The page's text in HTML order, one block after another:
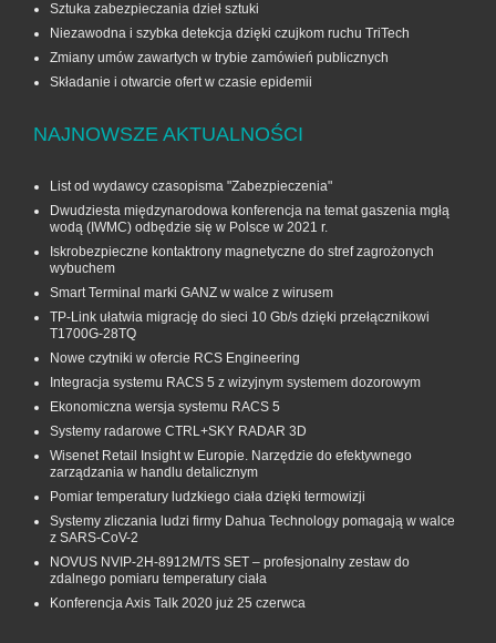
Sztuka zabezpieczania dzieł sztuki
Niezawodna i szybka detekcja dzięki czujkom ruchu TriTech
Zmiany umów zawartych w trybie zamówień publicznych
Składanie i otwarcie ofert w czasie epidemii
NAJNOWSZE AKTUALNOŚCI
List od wydawcy czasopisma "Zabezpieczenia"
Dwudziesta międzynarodowa konferencja na temat gaszenia mgłą
wodą (IWMC) odbędzie się w Polsce w 2021 r.
Iskrobezpieczne kontaktrony magnetyczne do stref zagrożonych
wybuchem
Smart Terminal marki GANZ w walce z wirusem
TP-Link ułatwia migrację do sieci 10 Gb/s dzięki przełącznikowi
T1700G‑28TQ
Nowe czytniki w ofercie RCS Engineering
Integracja systemu RACS 5 z wizyjnym systemem dozorowym
Ekonomiczna wersja systemu RACS 5
Systemy radarowe CTRL+SKY RADAR 3D
Wisenet Retail Insight w Europie. Narzędzie do efektywnego
zarządzania w handlu detalicznym
Pomiar temperatury ludzkiego ciała dzięki termowizji
Systemy zliczania ludzi firmy Dahua Technology pomagają w walce
z SARS-CoV-2
NOVUS NVIP-2H-8912M/TS SET – profesjonalny zestaw do
zdalnego pomiaru temperatury ciała
Konferencja Axis Talk 2020 już 25 czerwca